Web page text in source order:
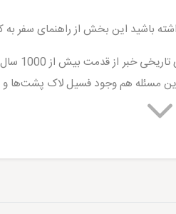
باشید این بخش از راهنمای سفر
در دوران
و مرجان‌های 500 میلیون ساله در شهر زیر